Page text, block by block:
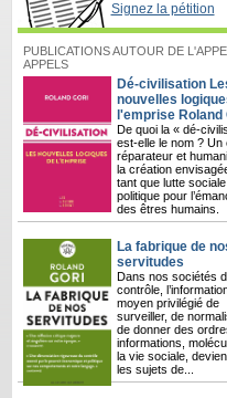
Signez la pétition
PUBLICATIONS AUTOUR DE
APPELS
Dé-civilisation
nouvelles
l'emprise Roland
De quoi la « dé-
est-elle le nom ? Un
réparateur et
la création
tant que lutte
politique pour
des êtres humains.
La fabrique de
servitudes
Dans nos sociétés
contrôle,
moyen privilégié de
surveiller, de
de donner des
informations,
la vie sociale,
les sujets de...